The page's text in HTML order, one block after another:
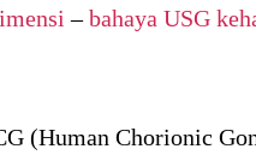
–bahaya USG
(Human Chorionic